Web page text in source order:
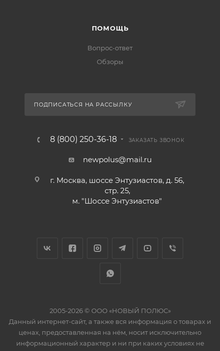
ПОМОЩЬ
Вопрос-ответ
Обзоры
ПОДПИСАТЬСЯ НА РАССЫЛКУ
8 (800) 250-36-18 ЗАКАЗАТЬ ЗВОНОК
newpolus@mail.ru
г. Москва, шоссе Энтузиастов, д. 56,
стр. 25,
м. "Шоссе Энтузиастов"
2005-2026 © ООО «НОВЫЙ ПОЛЮС»
Данный интернет-сайт, а также вся информация о товарах и
ценах, предоставленная на нём, носит исключительно
информационный характер и ни при каких условиях не